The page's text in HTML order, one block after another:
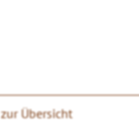
zur Übersicht